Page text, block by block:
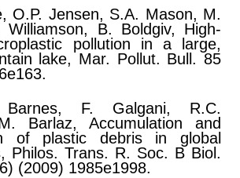
O.P. Jensen, S.A. Mason, M.
Williamson, B. Boldgiv, High-
pollution in a large,
lake, Mar. Pollut. Bull. 85
F. Galgani, R.C.
Barlaz, Accumulation and
of plastic debris in global
Philos. Trans. R. Soc. B Biol.
(2009) 1985e1998.